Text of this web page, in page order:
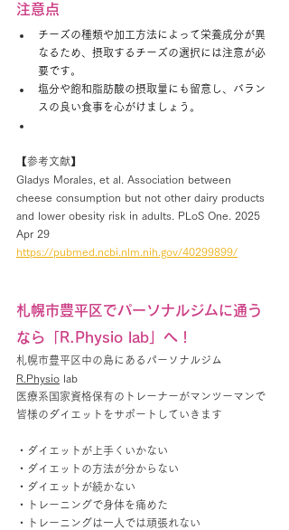
注意点
チーズの種類や加工方法によって栄養成分が異
なるため、摂取するチーズの選択には注意が必
要です。
塩分や飽和脂肪酸の摂取量にも留意し、バラン
スの良い食事を心がけましょう。
【参考文献】
Gladys Morales, et al. Association between
cheese consumption but not other dairy products
and lower obesity risk in adults.
PLoS One . 2025
Apr 29
https://pubmed.ncbi.nlm.nih.gov/40299899/
札幌市豊平区でパーソナルジムに通う
なら「R.Physio lab」へ！
札幌市豊平区中の島にあるパーソナルジム
R.Physio lab
医療系国家資格保有のトレーナーがマンツーマンで
皆様のダイエットをサポートしていきます
・ダイエットが上手くいかない
・ダイエットの方法が分からない
・ダイエットが続かない
・トレーニングで身体を痛めた
・トレーニングは一人では頑張れない